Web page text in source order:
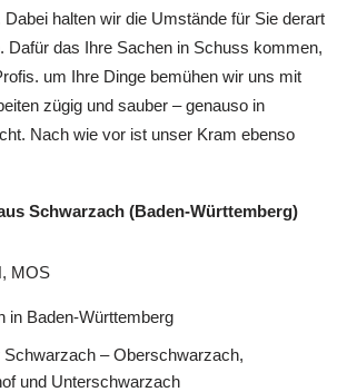
halten wir die Umstände für Sie derart
Dafür das Ihre Sachen in Schuss kommen,
um Ihre Dinge bemühen wir uns mit
zügig und sauber – genauso in
Nach wie vor ist unser Kram ebenso
Schwarzach (Baden-Württemberg)
MOS
in Baden-Württemberg
Schwarzach – Oberschwarzach,
und Unterschwarzach